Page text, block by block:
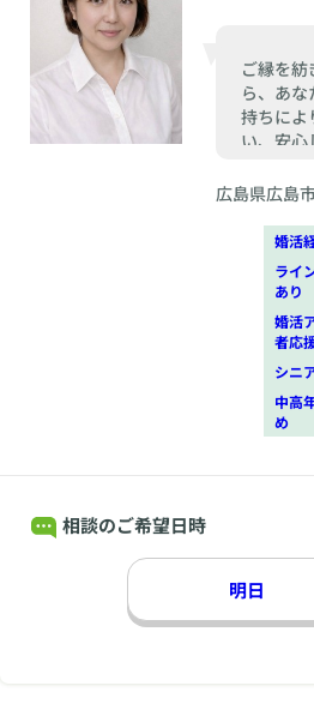
ご縁を紡
ら、あな
持ちによ
い、安心
者であり
広島県広島
婚活
ライ
あり
婚活
者応
シニ
中高
め
相談のご希望日時
明日